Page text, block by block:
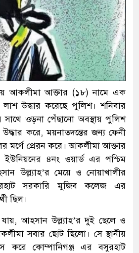
আকলীমা আক্তার (১৮) নামে এক
লাশ উদ্ধার করেছে পুলিশ। শনিবার
সাথে ওড়না পেঁছানো অবস্থায় পুলিশ
করে, ময়নাতদন্তের জন্য ফেনী
মর্গে প্রেরন করে। আকলীমা আক্তার
৪নং ওয়ার্ড এর পশ্চিম
উল্ল্যাহ’র মেয়ে ও নোয়াখালীর
সরকারি মুজিব কলেজ এর
ছিল।
যায়, আহসান উল্ল্যাহ’র দুই ছেলে ও
সবার ছোট ছিলো। সে স্থানীয়
করে কোম্পানিগঞ্জ এর বসুরহাট